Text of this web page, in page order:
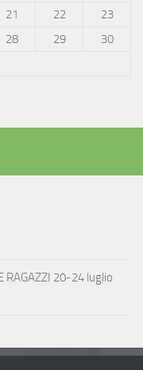
21 22
23
28 29
30
RAGAZZI 20-24 luglio